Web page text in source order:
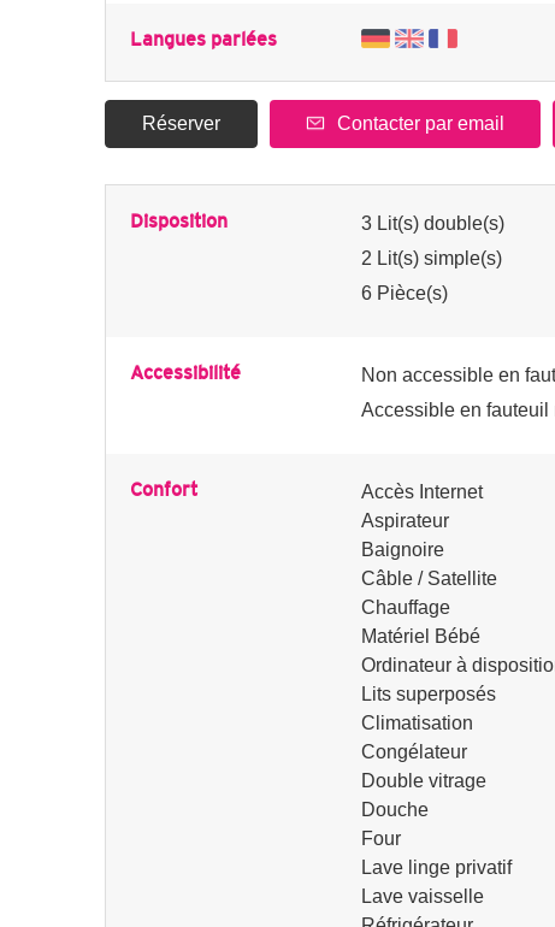
Langues parlées
Réserver Contacter par email
Disposition 3 Lit(s) double(s)
2 Lit(s) simple(s)
6 Pièce(s)
Accessibilité
Non accessible en
Accessible en fauteuil
Confort
Accès Internet
Aspirateur
Baignoire
Câble / Satellite
Chauffage
Matériel Bébé
Ordinateur à
Lits superposés
Climatisation
Congélateur
Double vitrage
Douche
Four
Lave linge privatif
Lave vaisselle